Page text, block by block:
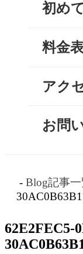
初め
料金
アク
お問
- Blog記事一
62E2FEC5-